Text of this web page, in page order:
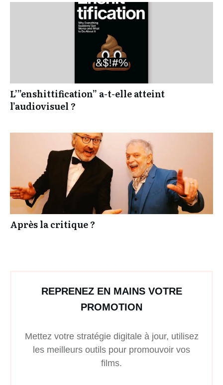
L’”enshittification” a-t-elle atteint
l’audiovisuel ?
Après la critique ?
REPRENEZ EN MAINS VOTRE
PROMOTION
Mettez votre stratégie digitale à jour, utilisez
les meilleurs outils pour promouvoir vos
films.